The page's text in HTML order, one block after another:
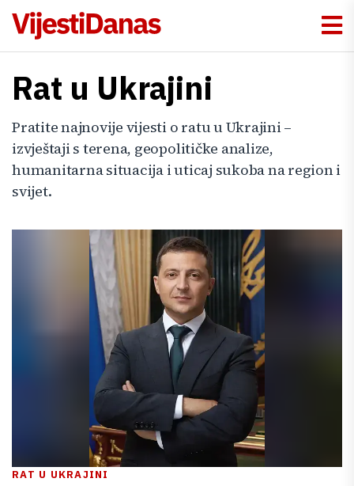
Rat u Ukrajini
Pratite najnovije vijesti o ratu u Ukrajini –
izvještaji s terena, geopolitičke analize,
humanitarna situacija i uticaj sukoba na region i
svijet.
RAT U UKRAJINI